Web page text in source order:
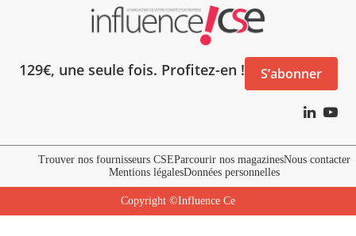
129€, une seule fois. Profitez-en ! S’abonner
Trouver nos fournisseurs CSEParcourir nos magazinesNous contacter
Mentions légalesDonnées personnelles
Copyright ©Influence Ce